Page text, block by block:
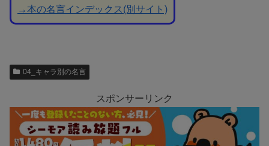
→本の名言インデックス(別サイト)
04_キャラ別の名言
スポンサーリンク